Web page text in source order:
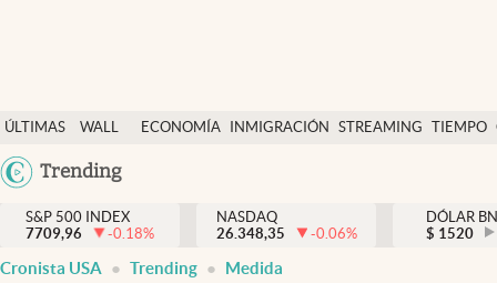
ÚLTIMAS
NOTICIAS
WALL
DÓLAR
ECONOMÍA INMIGRACIÓN STREAMING TIEMPO
México
Trending
Finanzas y economía
Wall Street y dólar
Inmigración
S&P 500 INDEX
7709,96
-0.18%
NASDAQ
26.348,35
-0.06%
DÓLAR
$ 1520
Cronista USA Trending Medida